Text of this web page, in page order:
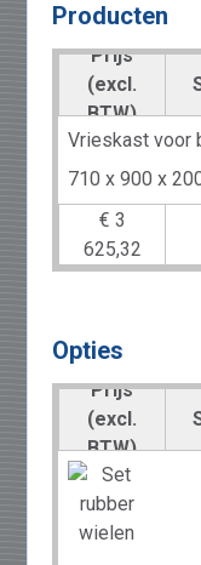
Producten
Prijs
(excl.
BTW)
Vrieskast voor
710 x 900 x
€ 3
625,32
Opties
Prijs
(excl.
BTW)